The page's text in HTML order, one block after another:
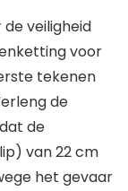
veiligheid
voor
tekenen
de
de
van 22 cm
het gevaar